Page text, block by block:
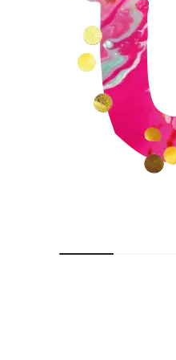
Wie/Waar zijn wij?
KVK 56510810
IPureConnection
Woestijgerweg 144
3817 SN Amersfoort
06 15 51 41 93
info@feestjesenuitjes.nl